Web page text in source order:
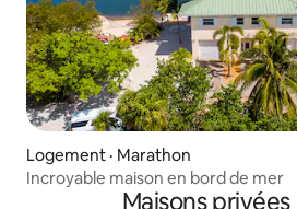
Logement · Marathon
Incroyable maison en bord de mer
Maisons